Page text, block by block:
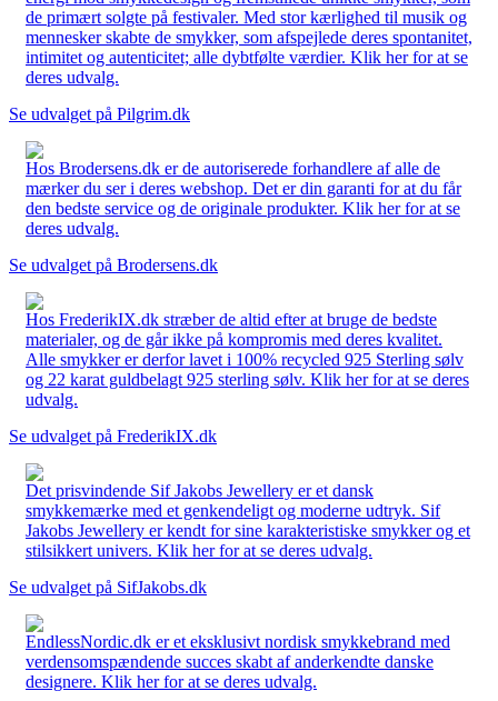
de primært solgte på festivaler. Med stor kærlighed til musik og
mennesker skabte de smykker, som afspejlede deres spontanitet,
intimitet og autenticitet; alle dybtfølte værdier. Klik her for at se
deres udvalg.
Se udvalget på Pilgrim.dk
Hos Brodersens.dk er de autoriserede forhandlere af alle de
mærker du ser i deres webshop. Det er din garanti for at du får
den bedste service og de originale produkter. Klik her for at se
deres udvalg.
Se udvalget på Brodersens.dk
Hos FrederikIX.dk stræber de altid efter at bruge de bedste
materialer, og de går ikke på kompromis med deres kvalitet.
Alle smykker er derfor lavet i 100% recycled 925 Sterling sølv
og 22 karat guldbelagt 925 sterling sølv. Klik her for at se deres
udvalg.
Se udvalget på FrederikIX.dk
Det prisvindende Sif Jakobs Jewellery er et dansk
smykkemærke med et genkendeligt og moderne udtryk. Sif
Jakobs Jewellery er kendt for sine karakteristiske smykker og et
stilsikkert univers. Klik her for at se deres udvalg.
Se udvalget på SifJakobs.dk
EndlessNordic.dk er et eksklusivt nordisk smykkebrand med
verdensomspændende succes skabt af anderkendte danske
designere. Klik her for at se deres udvalg.